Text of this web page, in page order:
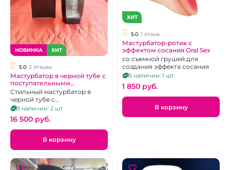
НОВИНКА ХИТ
5.0 2 отзыва
Мастурбатор в черной тубе с
поступательными
движениями
Стильный мастурбатор в
черной тубе с
поступательными
движениями
В наличии: 2 шт.
16 500 pуб.
В корзину
ХИТ
5.0 1 отзыв
Мастурбатор-ротик с
эффектом сосания Oral Sex
со съемной грушей для
создания эффекта сосания
В наличии: 1 шт.
1 850 pуб.
В корзину